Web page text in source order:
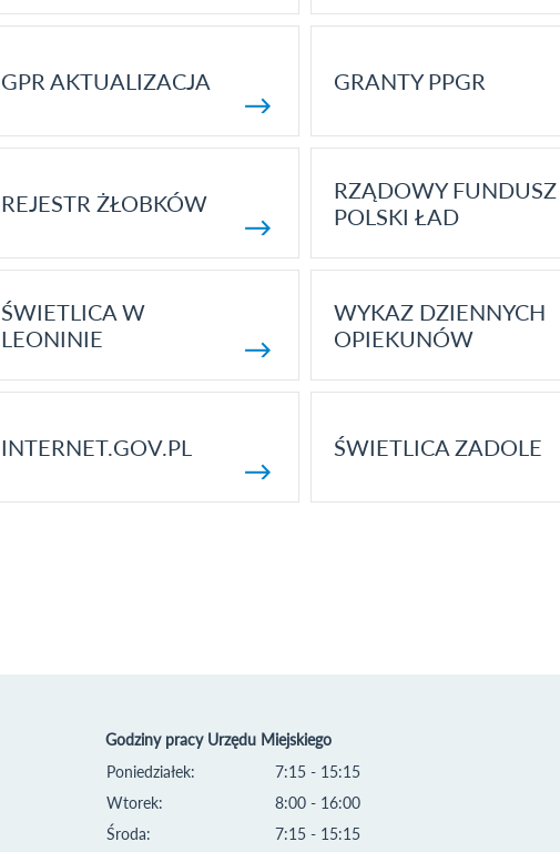
GPR AKTUALIZACJA GRANTY PPGR
REJESTR ŻŁOBKÓW
RZĄDOWY FUNDUSZ
POLSKI ŁAD
ŚWIETLICA W
LEONINIE
WYKAZ DZIENNYCH
OPIEKUNÓW
INTERNET.GOV.PL ŚWIETLICA ZADOLE
Godziny pracy Urzędu Miejskiego
Poniedziałek:
Wtorek:
Środa:
7:15 - 15:15
8:00 - 16:00
7:15 - 15:15